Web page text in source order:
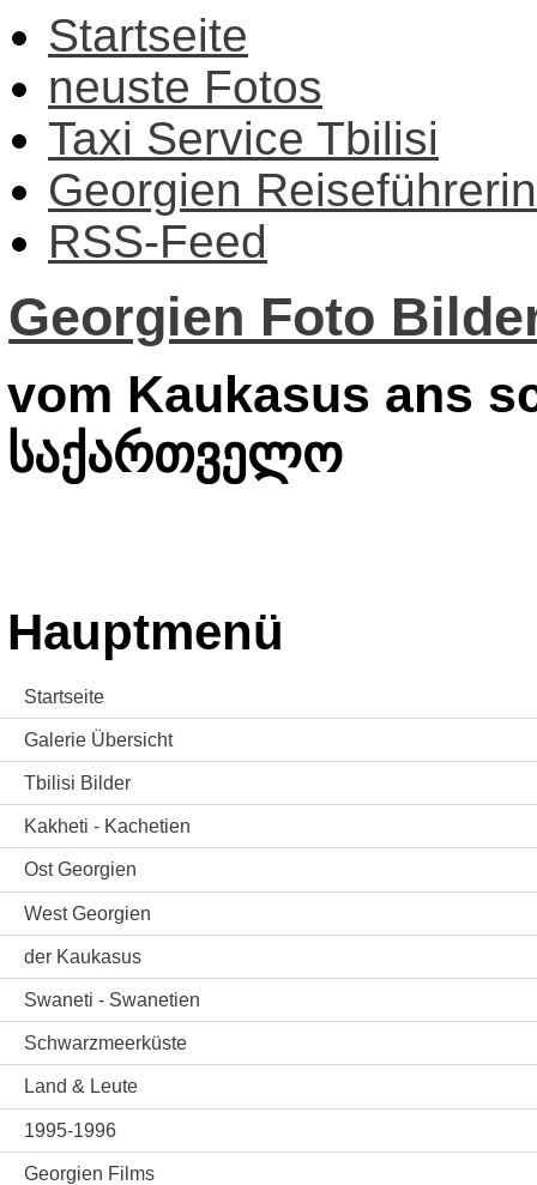
Startseite
neuste Fotos
Taxi Service Tbilisi
Georgien Reiseführerin
RSS-Feed
Georgien Foto
vom Kaukasus ans
საქართველო
Hauptmenü
Startseite
Galerie Übersicht
Tbilisi Bilder
Kakheti - Kachetien
Ost Georgien
West Georgien
der Kaukasus
Swaneti - Swanetien
Schwarzmeerküste
Land & Leute
1995-1996
Georgien Films